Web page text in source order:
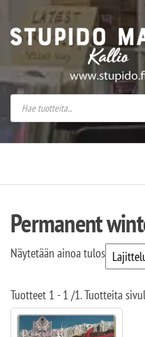
Stupido Market –
Permanent
Näytetään ainoa tulos
Tuotteet 1 - 1 /1. Tuotteita